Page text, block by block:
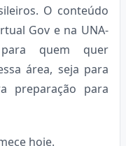
O conteúdo
Gov e na UNA-
quem quer
área, seja para
preparação para
hoje.